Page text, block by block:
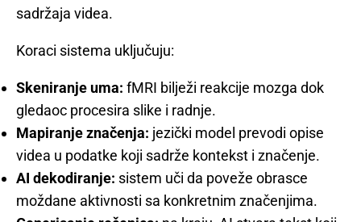
sadržaja videa.
Koraci sistema uključuju:
Skeniranje uma: fMRI bilježi reakcije mozga dok
gledaoc procesira slike i radnje.
Mapiranje značenja: jezički model prevodi opise
videa u podatke koji sadrže kontekst i značenje.
AI dekodiranje: sistem uči da poveže obrasce
moždane aktivnosti sa konkretnim značenjima.